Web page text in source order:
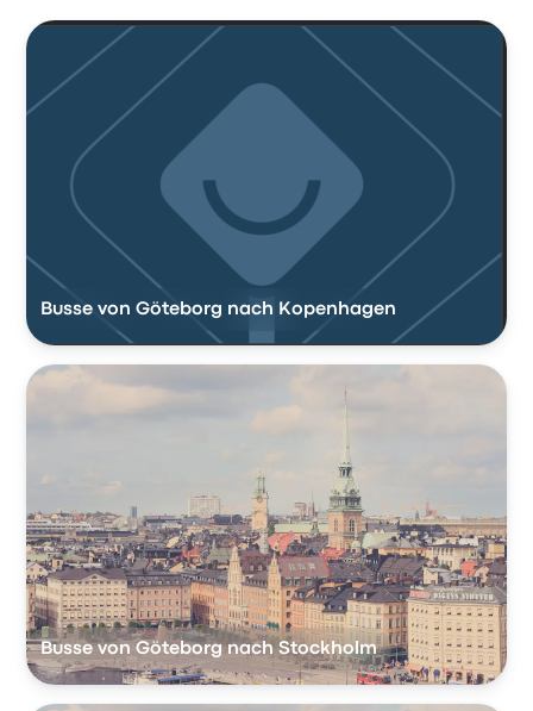
Busse von Göteborg nach Kopenhagen
Busse von Göteborg nach Stockholm